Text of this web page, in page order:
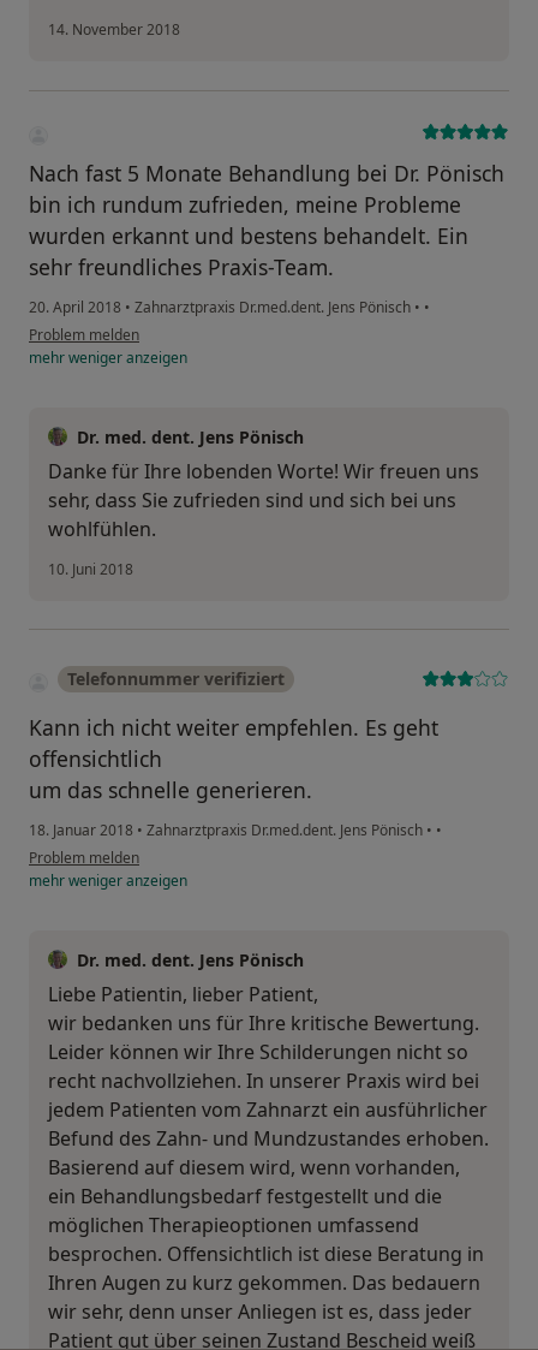
14. November 2018
Nach fast 5 Monate Behandlung bei Dr. Pönisch
bin ich rundum zufrieden, meine Probleme
wurden erkannt und bestens behandelt. Ein
sehr freundliches Praxis-Team.
20. April 2018 • Zahnarztpraxis Dr.med.dent. Jens Pönisch • •
Problem melden
mehrwenigeranzeigen
Dr. med. dent. Jens Pönisch
Danke für Ihre lobenden Worte! Wir freuen uns
sehr, dass Sie zufrieden sind und sich bei uns
wohlfühlen.
10. Juni 2018
Telefonnummer verifiziert
Kann ich nicht weiter empfehlen. Es geht
offensichtlich
um das schnelle generieren.
18. Januar 2018 • Zahnarztpraxis Dr.med.dent. Jens Pönisch • •
Problem melden
mehrwenigeranzeigen
Dr. med. dent. Jens Pönisch
Liebe Patientin, lieber Patient,
wir bedanken uns für Ihre kritische Bewertung.
Leider können wir Ihre Schilderungen nicht so
recht nachvollziehen. In unserer Praxis wird bei
jedem Patienten vom Zahnarzt ein ausführlicher
Befund des Zahn- und Mundzustandes erhoben.
Basierend auf diesem wird, wenn vorhanden,
ein Behandlungsbedarf festgestellt und die
möglichen Therapieoptionen umfassend
besprochen. Offensichtlich ist diese Beratung in
Ihren Augen zu kurz gekommen. Das bedauern
wir sehr, denn unser Anliegen ist es, dass jeder
Patient gut über seinen Zustand Bescheid weiß